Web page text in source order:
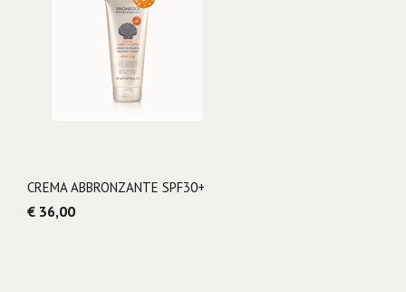
CREMA ABBRONZANTE SPF30+
€ 36,00